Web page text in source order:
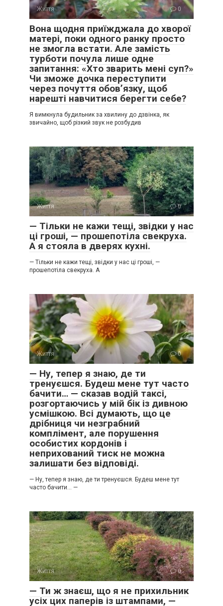
Життя 0
Вона щодня приїжджала до хворої
матері, поки одного ранку просто
не змогла встати. Але замість
турботи почула лише одне
запитання: «Хто зварить мені суп?»
Чи зможе дочка переступити
через почуття обов’язку, щоб
нарешті навчитися берегти себе?
Я вимкнула будильник за хвилину до дзвінка, як
звичайно, щоб різкий звук не розбудив
Життя 0
— Тільки не кажи тещі, звідки у нас
ці гроші, — прошепотіла свекруха.
А я стояла в дверях кухні.
— Тільки не кажи тещі, звідки у нас ці гроші, —
прошепотіла свекруха. А
Життя 0
— Ну, тепер я знаю, де ти
тренуєшся. Будеш мене тут часто
бачити… — сказав водій таксі,
розгортаючись у мій бік із дивною
усмішкою. Всі думають, що це
дрібниця чи незграбний
комплімент, але порушення
особистих кордонів і
неприхований тиск не можна
залишати без відповіді.
— Ну, тепер я знаю, де ти тренуєшся. Будеш мене тут
часто бачити… —
Життя 0
— Ти ж знаєш, що я не прихильник
усіх цих паперів із штампами, —